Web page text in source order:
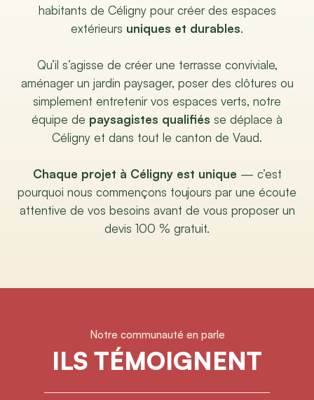
habitants de Céligny pour créer des espaces
extérieurs uniques et durables.
Qu’il s’agisse de créer une terrasse conviviale,
aménager un jardin paysager, poser des clôtures ou
simplement entretenir vos espaces verts, notre
équipe de paysagistes qualifiés se déplace à
Céligny et dans tout le canton de Vaud.
Chaque projet à Céligny est unique — c’est
pourquoi nous commençons toujours par une écoute
attentive de vos besoins avant de vous proposer un
devis 100 % gratuit.
Notre communauté en parle
ILS TÉMOIGNENT